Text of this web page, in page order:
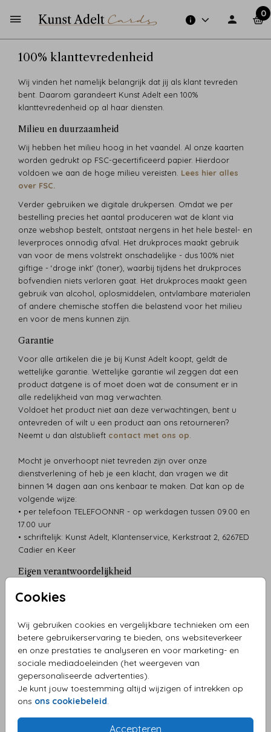
0
Cookies
Wij gebruiken cookies en vergelijkbare technieken om een
betere gebruikerservaring te bieden, ons websiteverkeer
en onze prestaties te analyseren en voor marketing- en
sociale mediadoeleinden (het weergeven van
gepersonaliseerde advertenties).
Je kunt jouw toestemming altijd wijzigen of intrekken op
ons ons cookiebeleid.
Accepteren
100% klanttevredenheid
Wij vinden het namelijk belangrijk dat jij als klant tevreden
bent. Daarom garandeert Kunst Adelt een 100%
klanttevredenheid op al haar diensten.
Milieu en duurzaamheid
Wij hebben het milieu hoog in het vaandel. Al onze kaarten
worden gedrukt op FSC-gecertificeerd papier. Hierdoor
voldoen we aan de hoge milieu vereisten. Lees hier alles
over FSC.
Verder gebruiken we digitale drukpersen. Omdat we per
bestelling precies het aantal produceren wat de klant via
onze webshop bestelt, ontstaat nergens in het hele bestel- en
leverproces onnodig afval. Het drukproces maakt gebruik
van voor de mens volstrekt onschadelijke - dus 100% niet
giftige - ‘droge inkt’ (toner), waarbij tijdens het drukproces
bofvendien niets verloren gaat. Het drukproces maakt geen
gebruik van alcohol, oplosmiddelen, ontvlambare materialen
of andere chemische stoffen die belastend voor het milieu
en voor de mens kunnen zijn.
Garantie
Voor alle artikelen die je bij Kunst Adelt koopt, geldt de
wettelijke garantie. Wettelijke garantie wil zeggen dat een
product datgene is of moet doen wat de consument er in
alle redelijkheid van mag verwachten.
Voldoet het product niet aan deze verwachtingen, bent u
ontevreden of wilt u een product aan ons retourneren?
Neemt u dan alstublieft contact met ons op
Mocht je onverhoopt niet tevreden zijn over onze
dienstverlening of heb je een klacht, dan vragen we dit
binnen 14 dagen aan ons kenbaar te maken. Dat kan op de
volgende wijze:
• per telefoon TELEFOONNR - op werkdagen tussen 09.00 en
17.00 uur
• schriftelijk: Kunst Adelt, Klantenservice, Kerkstraat 2, 6267ED
Cadier en Keer
Eigen verantwoordelijkheid
Daarmee bedoelen we de kwaliteit van de eventuele foto of
adres van de bestelling en de teksten die je zelf op de
kaartjes hebt aangebracht, of bent vergeten aan te passen.
Voor deze onderdelen is Kunst Adelt niet verantwoordelijk.
Verzending en klachten over verzending
Meer informatie over verzending en klachten over
verzending vind je op onze